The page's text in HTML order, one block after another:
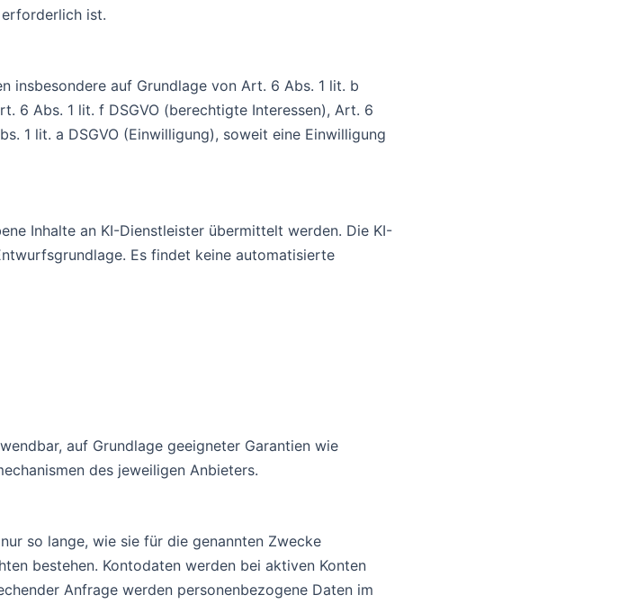
ist.
insbesondere auf Grundlage von Art. 6 Abs. 1 lit. b
6 Abs. 1 lit. f DSGVO (berechtigte Interessen), Art. 6
1 lit. a DSGVO (Einwilligung), soweit eine Einwilligung
Inhalte an KI-Dienstleister übermittelt werden. Die KI-
Es findet keine automatisierte
auf Grundlage geeigneter Garantien wie
des jeweiligen Anbieters.
so lange, wie sie für die genannten Zwecke
bestehen. Kontodaten werden bei aktiven Konten
Anfrage werden personenbezogene Daten im